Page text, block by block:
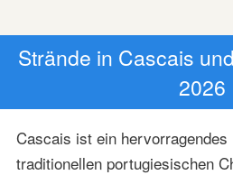
Strände in Cascais
2026
Cascais ist ein
traditionellen portugiesischen